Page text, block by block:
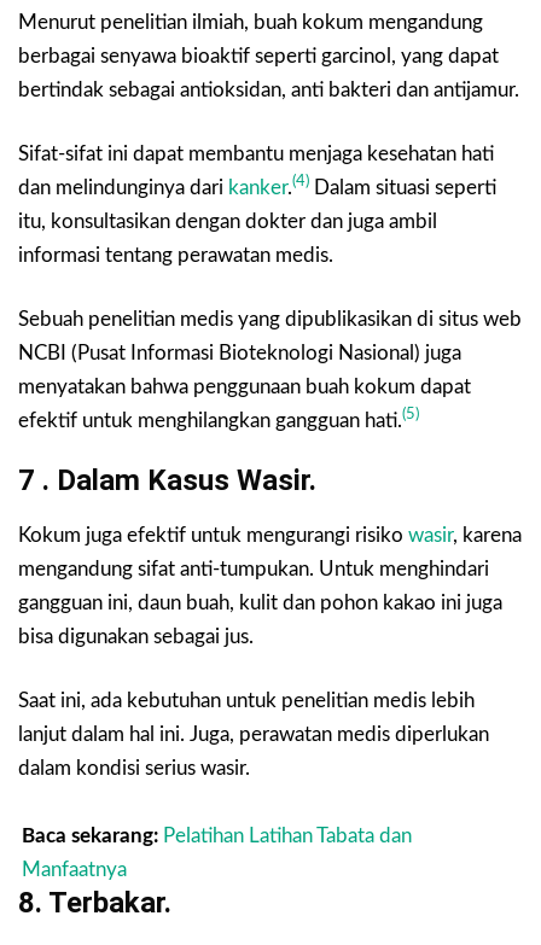
Menurut penelitian ilmiah, buah kokum mengandung
berbagai senyawa bioaktif seperti garcinol, yang dapat
bertindak sebagai antioksidan, anti bakteri dan antijamur.
Sifat-sifat ini dapat membantu menjaga kesehatan hati
dan melindunginya dari kanker.(4) Dalam situasi seperti
itu, konsultasikan dengan dokter dan juga ambil
informasi tentang perawatan medis.
Sebuah penelitian medis yang dipublikasikan di situs web
NCBI (Pusat Informasi Bioteknologi Nasional) juga
menyatakan bahwa penggunaan buah kokum dapat
efektif untuk menghilangkan gangguan hati.(5)
7 . Dalam Kasus Wasir.
Kokum juga efektif untuk mengurangi risiko wasir, karena
mengandung sifat anti-tumpukan. Untuk menghindari
gangguan ini, daun buah, kulit dan pohon kakao ini juga
bisa digunakan sebagai jus.
Saat ini, ada kebutuhan untuk penelitian medis lebih
lanjut dalam hal ini. Juga, perawatan medis diperlukan
dalam kondisi serius wasir.
Baca sekarang: Pelatihan Latihan Tabata dan
Manfaatnya
8. Terbakar.